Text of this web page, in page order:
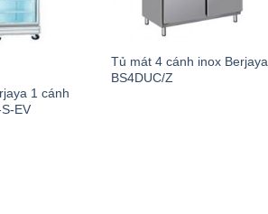
1 cánh
EV
Tủ mát 4 cánh inox Berjaya
BS4DUC/Z